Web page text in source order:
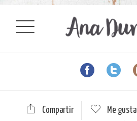
Compartir Me gusta